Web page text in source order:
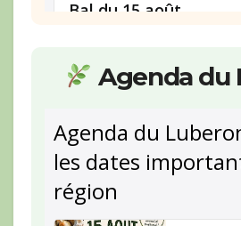
Agenda du